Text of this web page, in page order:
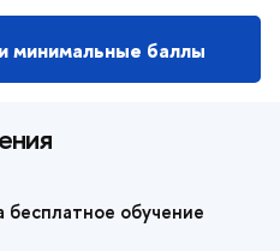
минимальные баллы
бесплатное обучение